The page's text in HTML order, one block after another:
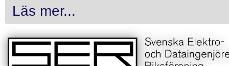
Läs mer...